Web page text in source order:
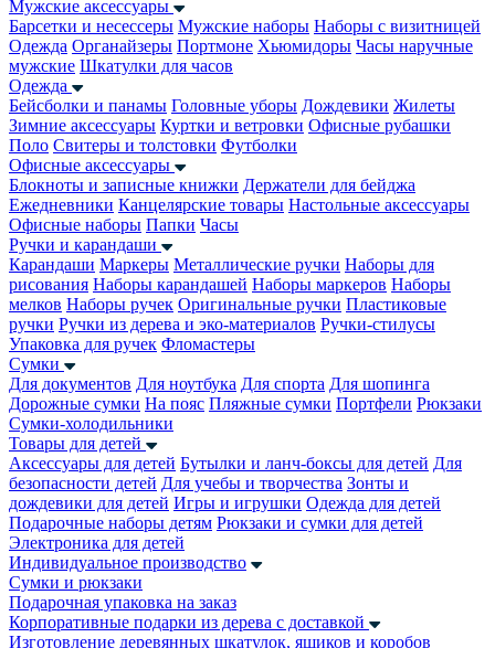
Мужские аксессуары
Барсетки и несессеры Мужские наборы Наборы с визитницей
Одежда Органайзеры Портмоне Хьюмидоры Часы наручные
мужские Шкатулки для часов
Одежда
Бейсболки и панамы Головные уборы Дождевики Жилеты
Зимние аксессуары Куртки и ветровки Офисные рубашки
Поло Свитеры и толстовки Футболки
Офисные аксессуары
Блокноты и записные книжки Держатели для бейджа
Ежедневники Канцелярские товары Настольные аксессуары
Офисные наборы Папки Часы
Ручки и карандаши
Карандаши Маркеры Металлические ручки Наборы для
рисования Наборы карандашей Наборы маркеров Наборы
мелков Наборы ручек Оригинальные ручки Пластиковые
ручки Ручки из дерева и эко-материалов Ручки-стилусы
Упаковка для ручек Фломастеры
Сумки
Для документов Для ноутбука Для спорта Для шопинга
Дорожные сумки На пояс Пляжные сумки Портфели Рюкзаки
Сумки-холодильники
Товары для детей
Аксессуары для детей Бутылки и ланч-боксы для детей Для
безопасности детей Для учебы и творчества Зонты и
дождевики для детей Игры и игрушки Одежда для детей
Подарочные наборы детям Рюкзаки и сумки для детей
Электроника для детей
Индивидуальное производство
Сумки и рюкзаки
Подарочная упаковка на заказ
Корпоративные подарки из дерева с доставкой
Изготовление деревянных шкатулок, ящиков и коробов